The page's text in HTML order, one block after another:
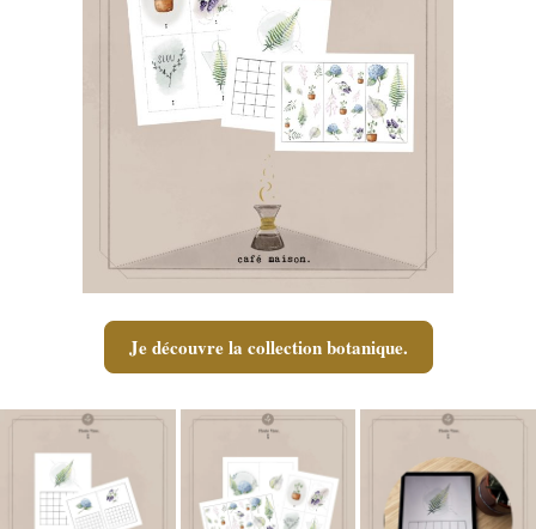
Je découvre la collection botanique.